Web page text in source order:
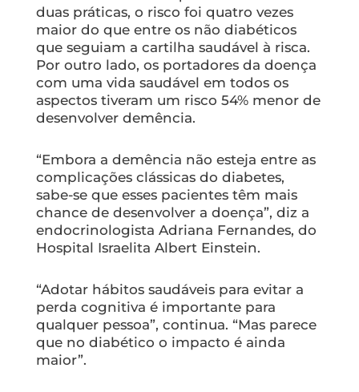
duas práticas, o risco foi quatro vezes
maior do que entre os não diabéticos
que seguiam a cartilha saudável à risca.
Por outro lado, os portadores da doença
com uma vida saudável em todos os
aspectos tiveram um risco 54% menor de
desenvolver demência.
“Embora a demência não esteja entre as
complicações clássicas do diabetes,
sabe-se que esses pacientes têm mais
chance de desenvolver a doença”, diz a
endocrinologista Adriana Fernandes, do
Hospital Israelita Albert Einstein.
“Adotar hábitos saudáveis para evitar a
perda cognitiva é importante para
qualquer pessoa”, continua. “Mas parece
que no diabético o impacto é ainda
maior”.